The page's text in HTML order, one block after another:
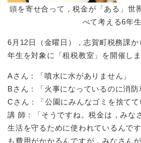
頭を寄せ合って，税金が「ある」世
べて考える6年生
6月12日（金曜日），志賀町税務課
年生を対象に「租税教室」を開催しま
Aさん：「噴水に水がありません」
Bさん：「火事になっているのに消防
Cさん：「公園にみんなゴミを捨てて
講 師：「そうですね。税金は，みな
生活を守るために使われているんで
も費用がかかるんですが，みなさん